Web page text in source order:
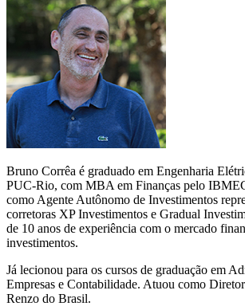
Bruno Corrêa é graduado em Engenharia
PUC-Rio, com MBA em Finanças pelo
como Agente Autônomo de Investimentos
corretoras XP Investimentos e Gradual
de 10 anos de experiência com o mercado
investimentos.
Já lecionou para os cursos de graduação em
Empresas e Contabilidade. Atuou como
Renzo do Brasil.